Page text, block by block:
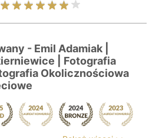
- Emil Adamiak |
| Fotografia
Okolicznościowa